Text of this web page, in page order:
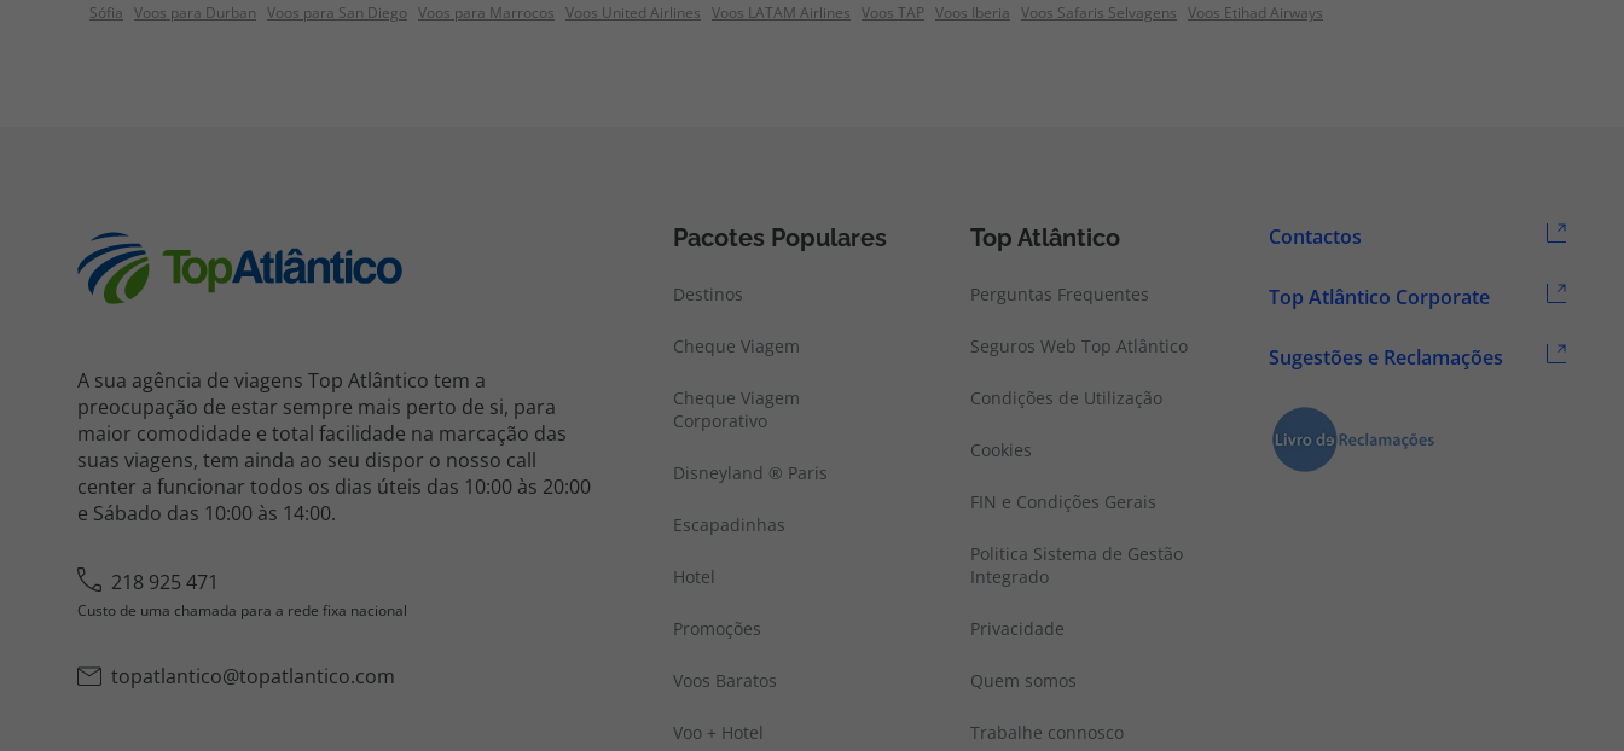
Sófia Voos para Durban Voos para San Diego Voos para Marrocos Voos United Airlines Voos LATAM Airlines Voos TAP Voos Iberia Voos Safaris Selvagens Voos Etihad Airways
A sua agência de viagens Top Atlântico tem a
preocupação de estar sempre mais perto de si, para
maior comodidade e total facilidade na marcação das
suas viagens, tem ainda ao seu dispor o nosso call
center a funcionar todos os dias úteis das 10:00 às 20:00
e Sábado das 10:00 às 14:00.
218 925 471
Custo de uma chamada para a rede fixa nacional
topatlantico@topatlantico.com
Pacotes Populares
Destinos
Cheque Viagem
Cheque Viagem
Corporativo
Disneyland ® Paris
Escapadinhas
Hotel
Promoções
Voos Baratos
Voo + Hotel
Top Atlântico
Perguntas Frequentes
Seguros Web Top Atlântico
Condições de Utilização
Cookies
FIN e Condições Gerais
Politica Sistema de Gestão
Integrado
Privacidade
Quem somos
Trabalhe connosco
Contactos
Top Atlântico Corporate
Sugestões e Reclamações